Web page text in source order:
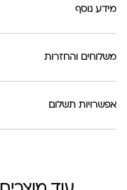
מידע נוסף
משלוחים והחזרות
אפשרויות תשלום